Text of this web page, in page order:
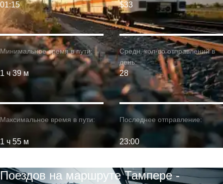
Минимальное время в пути:
1 ч 39 м
01:15
Максимальное время в пути:
1 ч 55 м
$33
Средн. кол-во отправлений в
день:
28
Последнее отправление:
23:00
Поездов на маршруте Тампере -